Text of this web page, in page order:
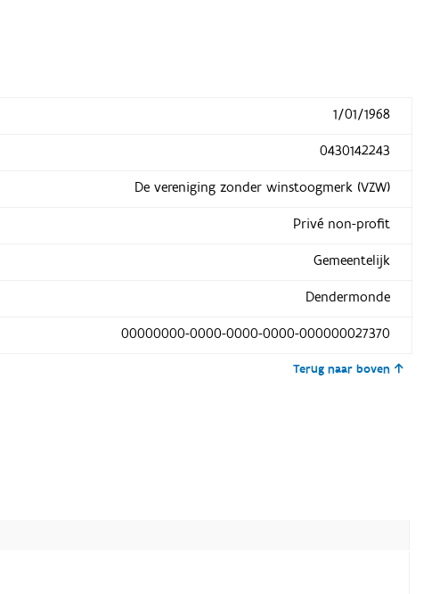
1/01/1968
0430142243
De vereniging zonder winstoogmerk (VZW)
Privé non-profit
Gemeentelijk
Dendermonde
00000000-0000-0000-0000-000000027370
Terug naar boven